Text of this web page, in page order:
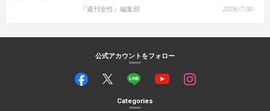
『週刊女性』編集部 2026/7/30
公式アカウントをフォロー
Categories